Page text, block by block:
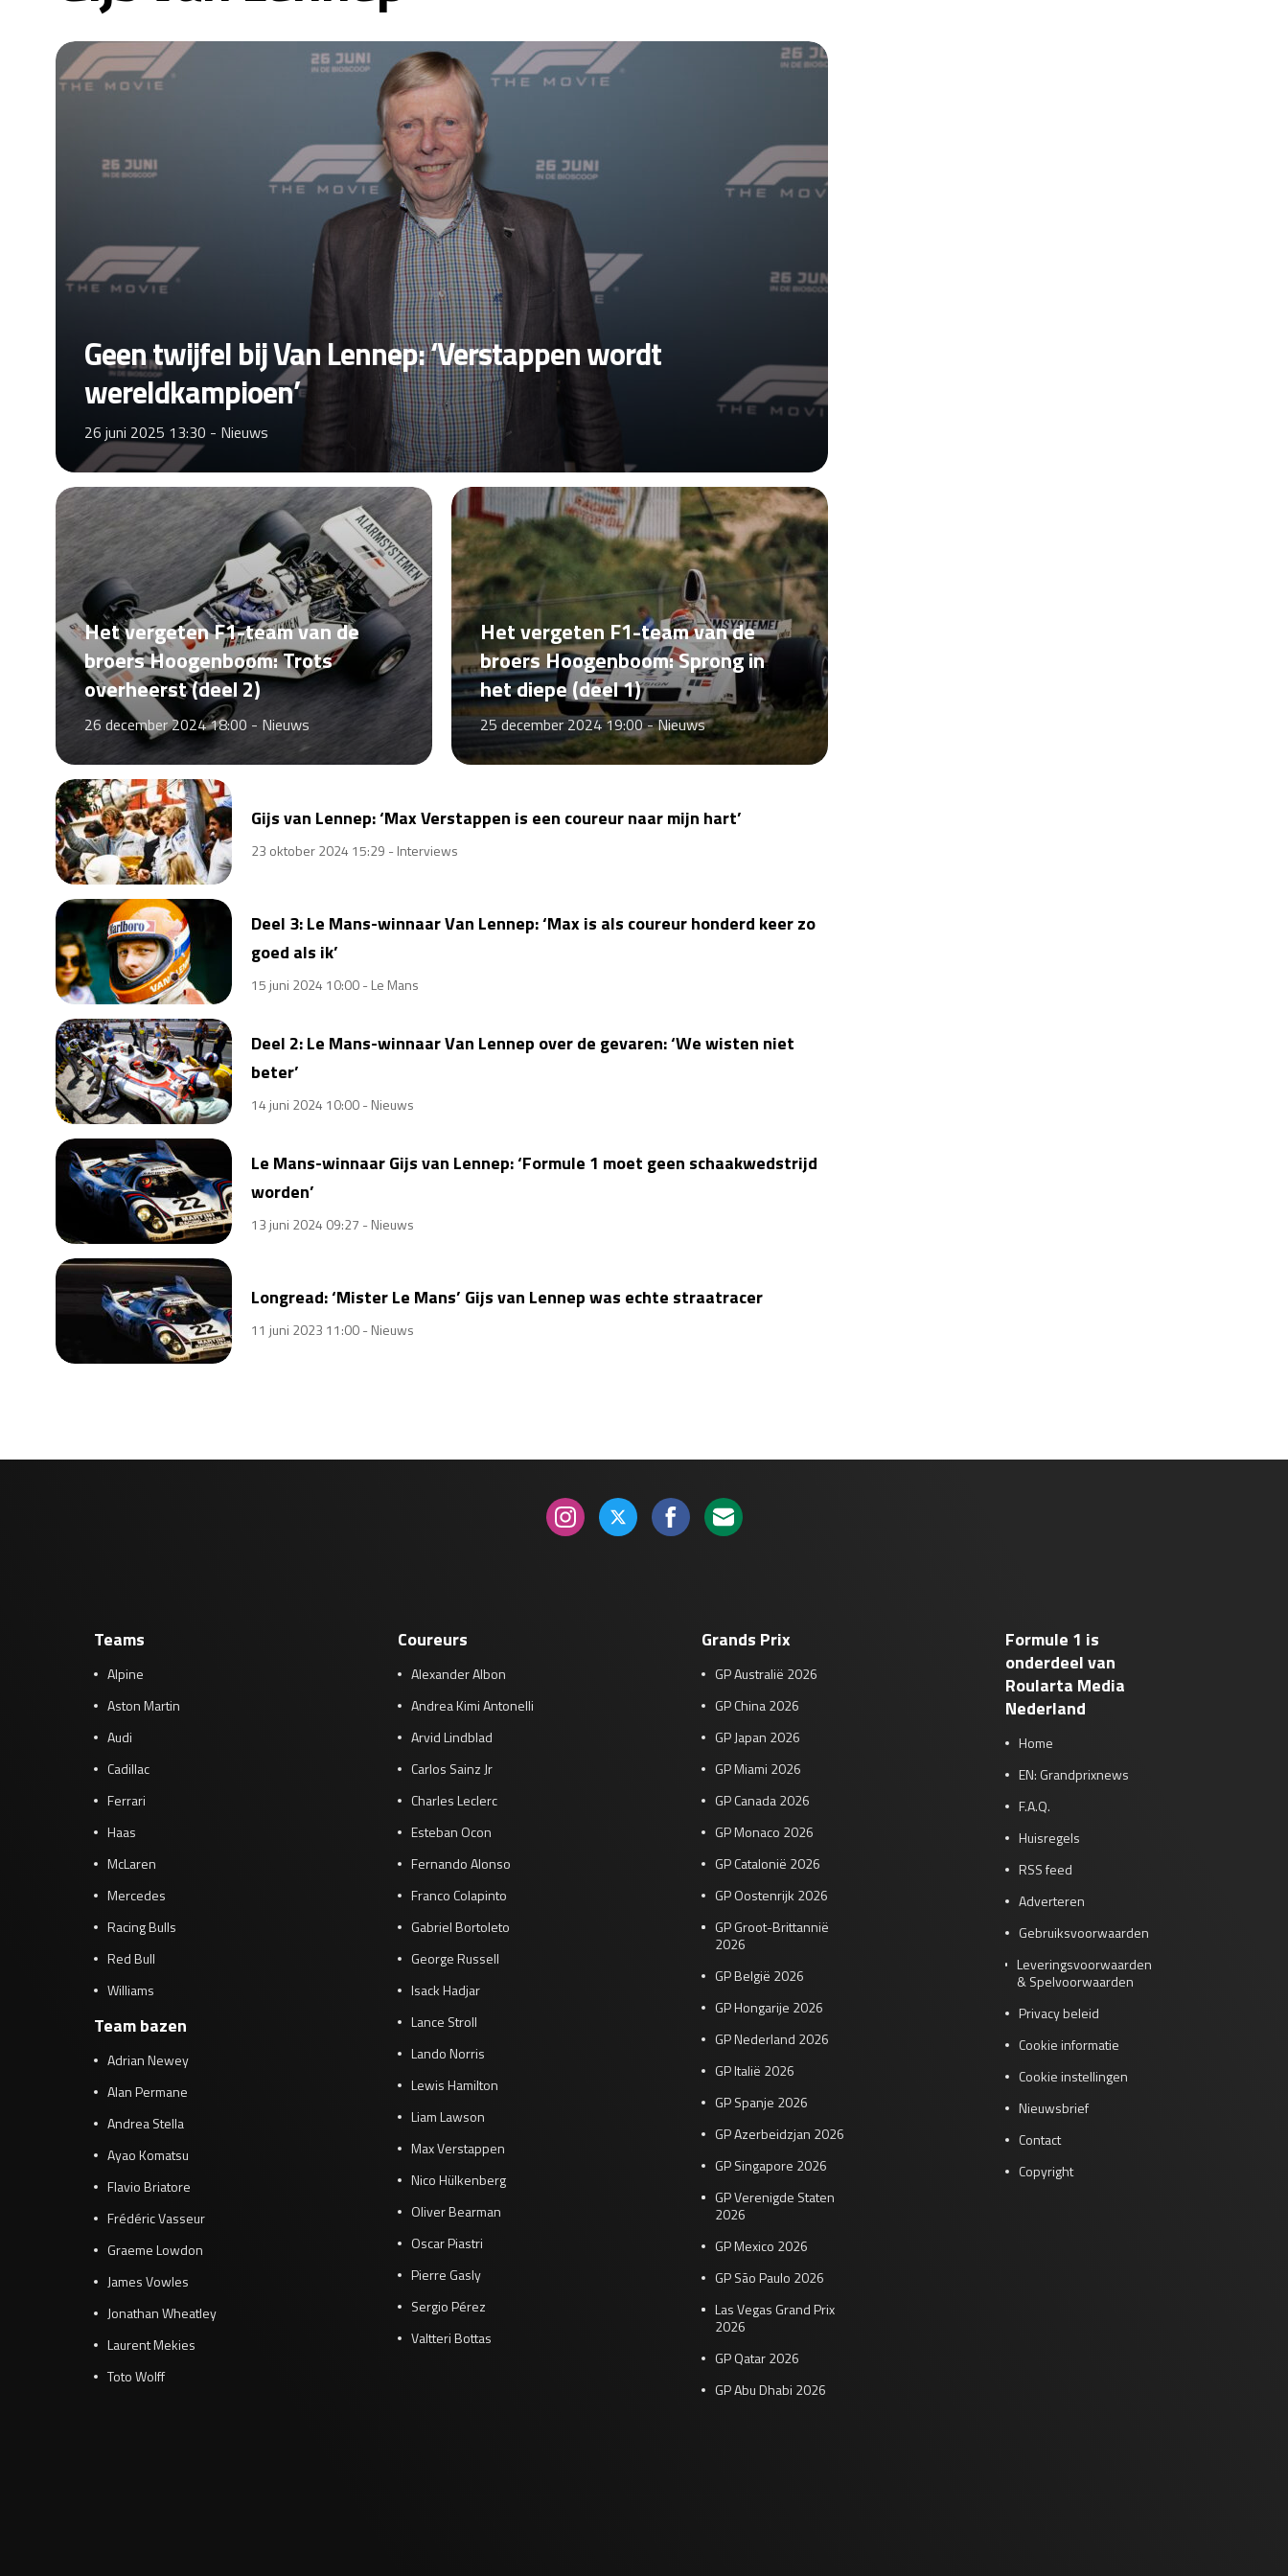
Geen twijfel bij Van Lennep: ‘Verstappen wordt
wereldkampioen’
26 juni 2025 13:30 - Nieuws
Het vergeten F1-team van de
broers Hoogenboom: Trots
overheerst (deel 2)
26 december 2024 18:00 - Nieuws
Het vergeten F1-team van de
broers Hoogenboom: Sprong in
het diepe (deel 1)
25 december 2024 19:00 -Nieuws
Gijs van Lennep: ‘Max Verstappen is een coureur naar mijn hart’
23 oktober 2024 15:29 -Interviews
Deel 3: Le Mans-winnaar Van Lennep: ‘Max is als coureur honderd keer zo
goed als ik’
15 juni 2024 10:00 -Le Mans
Deel 2: Le Mans-winnaar Van Lennep over de gevaren: ‘We wisten niet
beter’
14 juni 2024 10:00 -Nieuws
Le Mans-winnaar Gijs van Lennep: ‘Formule 1 moet geen schaakwedstrijd
worden’
13 juni 2024 09:27 -Nieuws
Longread: ‘Mister Le Mans’ Gijs van Lennep was echte straatracer
11 juni 2023 11:00 -Nieuws
Teams
Alpine
Aston Martin
Audi
Cadillac
Ferrari
Haas
McLaren
Mercedes
Racing Bulls
Red Bull
Williams
Team bazen
Adrian Newey
Alan Permane
Andrea Stella
Ayao Komatsu
Flavio Briatore
Frédéric Vasseur
Graeme Lowdon
James Vowles
Jonathan Wheatley
Laurent Mekies
Toto Wolff
Coureurs
Alexander Albon
Andrea Kimi Antonelli
Arvid Lindblad
Carlos Sainz Jr
Charles Leclerc
Esteban Ocon
Fernando Alonso
Franco Colapinto
Gabriel Bortoleto
George Russell
Isack Hadjar
Lance Stroll
Lando Norris
Lewis Hamilton
Liam Lawson
Max Verstappen
Nico Hülkenberg
Oliver Bearman
Oscar Piastri
Pierre Gasly
Sergio Pérez
Valtteri Bottas
Grands Prix
GP Australië 2026
GP China 2026
GP Japan 2026
GP Miami 2026
GP Canada 2026
GP Monaco 2026
GP Catalonië 2026
GP Oostenrijk 2026
GP Groot-Brittannië
2026
GP België 2026
GP Hongarije 2026
GP Nederland 2026
GP Italië 2026
GP Spanje 2026
GP Azerbeidzjan 2026
GP Singapore 2026
GP Verenigde Staten
2026
GP Mexico 2026
GP São Paulo 2026
Las Vegas Grand Prix
2026
GP Qatar 2026
GP Abu Dhabi 2026
Formule 1 is
onderdeel van
Roularta Media
Nederland
Home
EN: Grandprixnews
F.A.Q.
Huisregels
RSS feed
Adverteren
Gebruiksvoorwaarden
Leveringsvoorwaarden
& Spelvoorwaarden
Privacy beleid
Cookie informatie
Cookie instellingen
Nieuwsbrief
Contact
Copyright